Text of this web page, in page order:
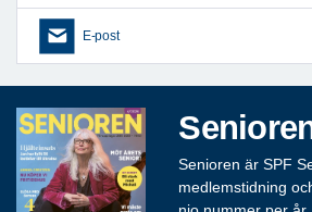
E-post
Senioren är SPF
medlemstidning